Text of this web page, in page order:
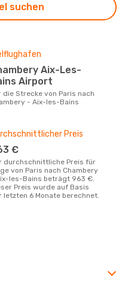
suchen
Airport
- Aix-les-Bains
Preis
€
von Paris nach Chambery
les-Bains beträgt 963 €.
Preis wurde auf Basis
letzten 6 Monate berechnet.